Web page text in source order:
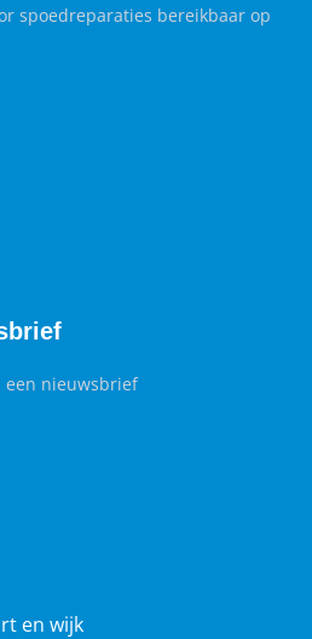
spoedreparaties bereikbaar op
een nieuwsbrief
en wijk